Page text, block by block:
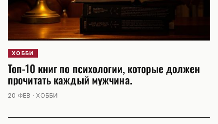
ХОББИ
Топ-10 книг по психологии, которые должен
прочитать каждый мужчина.
20 ФЕВ · ХОББИ